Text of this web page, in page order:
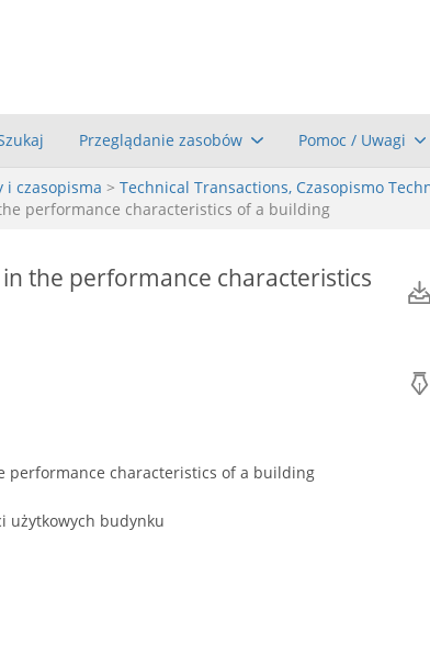
Przeglądanie zasobów Pomoc / Uwagi
i czasopisma > Technical Transactions, Czasopismo
performance characteristics of a building
the performance characteristics
performance characteristics of a building
użytkowych budynku